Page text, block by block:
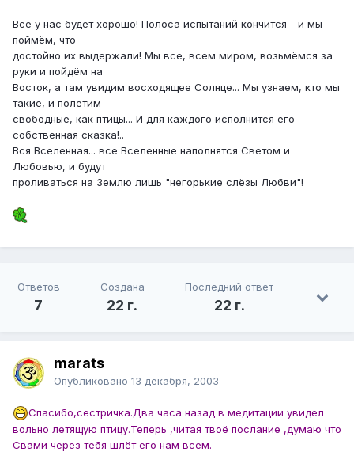
Всё у нас будет хорошо! Полоса испытаний кончится - и мы
поймём, что
достойно их выдержали! Мы все, всем миром, возьмёмся за
руки и пойдём на
Восток, а там увидим восходящее Солнце... Мы узнаем, кто мы
такие, и полетим
свободные, как птицы... И для каждого исполнится его
собственная сказка!..
Вся Вселенная... все Вселенные наполнятся Светом и
Любовью, и будут
проливаться на Землю лишь "негорькие слёзы Любви"!
Ответов
7
Создана
22 г.
Последний ответ
22 г.
marats
Опубликовано 13 декабря, 2003
Спасибо,сестричка.Два часа назад в медитации увидел
вольно летящую птицу.Теперь ,читая твоё послание ,думаю что
Свами через тебя шлёт его нам всем.